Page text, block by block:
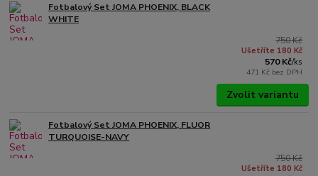
Fotbalový Set JOMA PHOENIX, BLACK
WHITE
750 Kč
Ušetříte 180 Kč
570 Kč/ks
471 Kč bez DPH
Zvolit variantu
Fotbalový Set JOMA PHOENIX, FLUOR
TURQUOISE-NAVY
750 Kč
Ušetříte 180 Kč